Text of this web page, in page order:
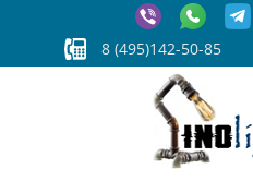
8 (495)142-50-85